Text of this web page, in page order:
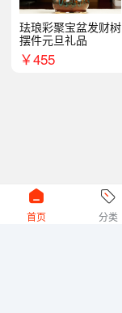
珐琅彩聚宝盆发财树
摆件元旦礼品
￥455
首页 分类